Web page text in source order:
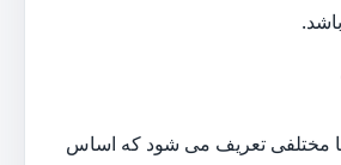
مختلفی تعریف می شود که اساس